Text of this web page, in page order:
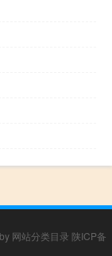
网站分类目录 陕ICP备